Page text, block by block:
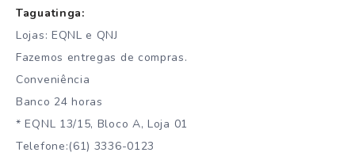
Taguatinga:
Lojas: EQNL e QNJ
Fazemos entregas de compras.
Conveniência
Banco 24 horas
* EQNL 13/15, Bloco A, Loja 01
Telefone:(61) 3336-0123